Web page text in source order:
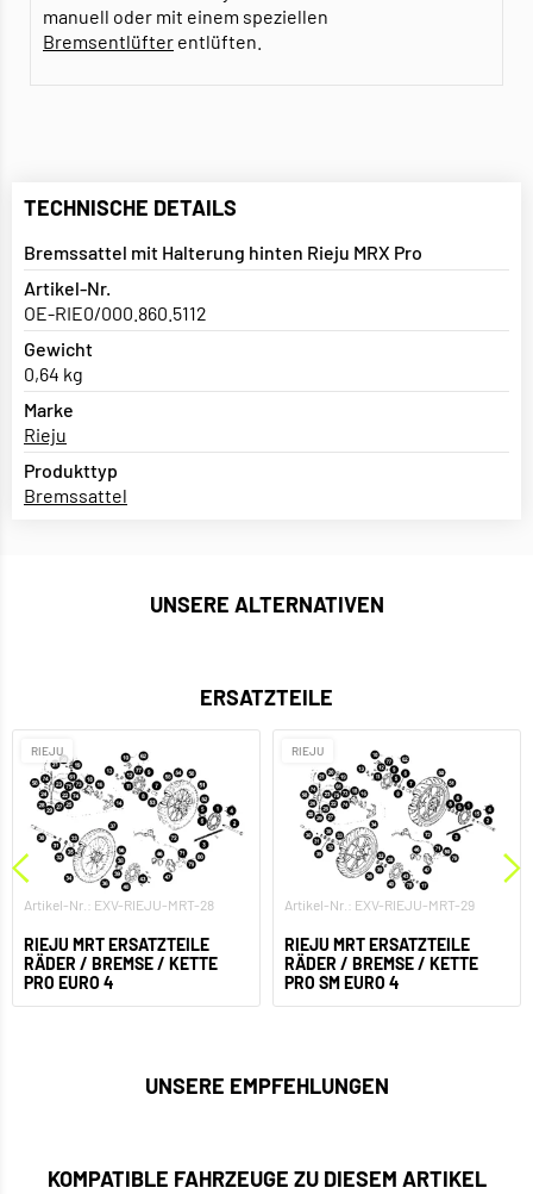
manuell oder mit einem speziellen
Bremsentlüfter entlüften.
TECHNISCHE DETAILS
Bremssattel mit Halterung hinten Rieju MRX Pro
Artikel-Nr.
OE-RIE0/000.860.5112
Gewicht
0,64 kg
Marke
Rieju
Produkttyp
Bremssattel
UNSERE ALTERNATIVEN
ERSATZTEILE
RIEJU
Artikel-Nr.: EXV-RIEJU-MRT-28
RIEJU MRT ERSATZTEILE
RÄDER / BREMSE / KETTE
PRO EURO 4
RIEJU
Artikel-Nr.: EXV-RIEJU-MRT-29
RIEJU MRT ERSATZTEILE
RÄDER / BREMSE / KETTE
PRO SM EURO 4
UNSERE EMPFEHLUNGEN
KOMPATIBLE FAHRZEUGE ZU DIESEM ARTIKEL